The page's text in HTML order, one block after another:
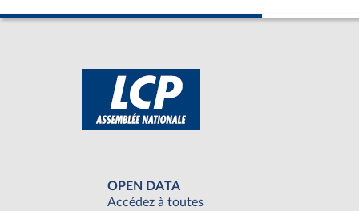
OPEN DATA
Accédez à toutes